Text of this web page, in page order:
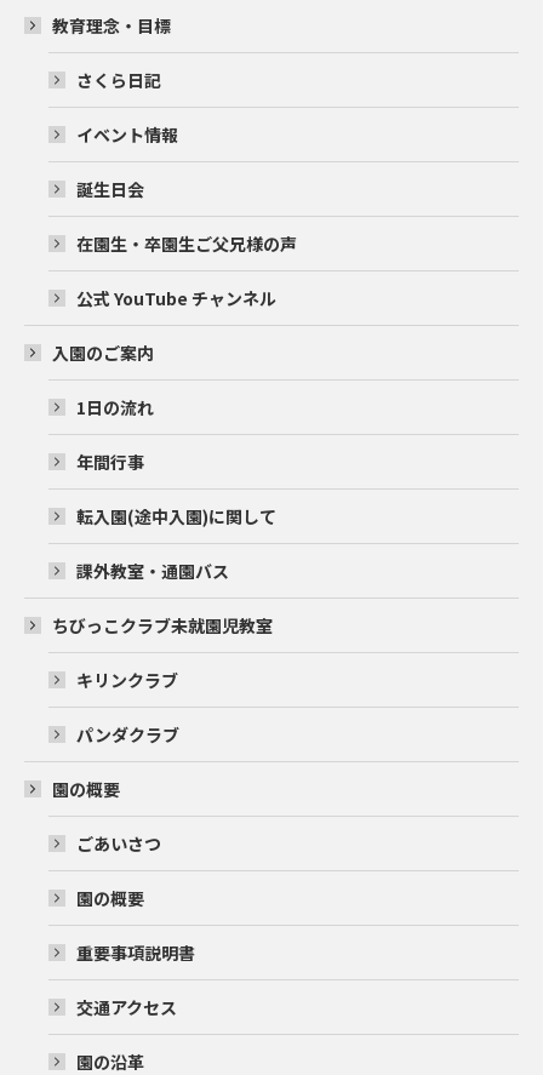
教育理念・目標
さくら日記
イベント情報
誕生日会
在園生・卒園生ご父兄様の声
公式 YouTube チャンネル
入園のご案内
1日の流れ
年間行事
転入園(途中入園)に関して
課外教室・通園バス
ちびっこクラブ未就園児教室
キリンクラブ
パンダクラブ
園の概要
ごあいさつ
園の概要
重要事項説明書
交通アクセス
園の沿革